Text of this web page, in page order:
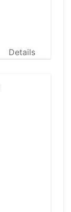
Details